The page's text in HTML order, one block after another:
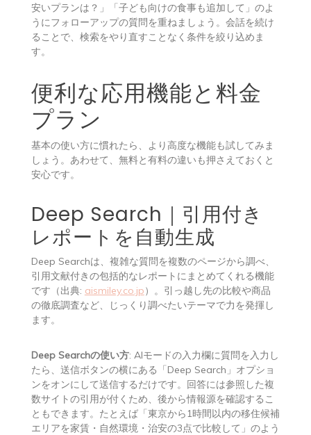
安いプランは？」「子ども向けの食事も追加して」のよ
うにフォローアップの質問を重ねましょう。会話を続け
ることで、検索をやり直すことなく条件を絞り込めま
す。
便利な応用機能と料金
プラン
基本の使い方に慣れたら、より高度な機能も試してみま
しょう。あわせて、無料と有料の違いも押さえておくと
安心です。
Deep Search｜引用付き
レポートを自動生成
Deep Searchは、複雑な質問を複数のページから調べ、
引用文献付きの包括的なレポートにまとめてくれる機能
です（出典: aismiley.co.jp）。引っ越し先の比較や商品
の徹底調査など、じっくり調べたいテーマで力を発揮し
ます。
Deep Searchの使い方: AIモードの入力欄に質問を入力し
たら、送信ボタンの横にある「Deep Search」オプショ
ンをオンにして送信するだけです。回答には参照した複
数サイトの引用が付くため、後から情報源を確認するこ
ともできます。たとえば「東京から1時間以内の移住候補
エリアを家賃・自然環境・治安の3点で比較して」のよう